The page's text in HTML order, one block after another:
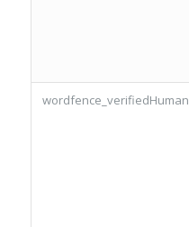
wordfence_verifiedHuman